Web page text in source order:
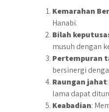
Kemarahan
Hanabi.
Bilah
musuh dengan
Pertempuran
bersinergi
Raungan jahat
lama dapat
Keabadian: